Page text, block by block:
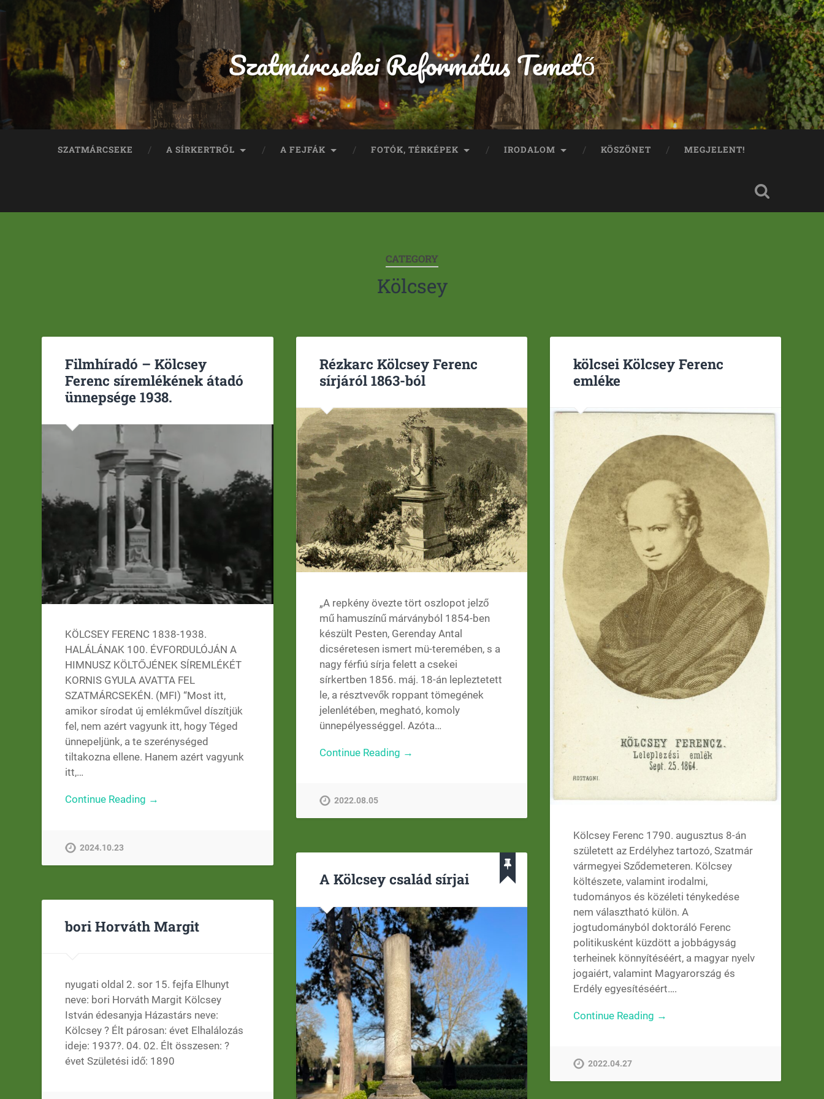
Szatmárcsekei Református Temető
SZATMÁRCSEKE A SÍRKERTRŐL A FEJFÁK FOTÓK, TÉRKÉPEK IRODALOM KÖSZÖNET MEGJELENT!
CATEGORY
Kölcsey
Filmhíradó – Kölcsey
Ferenc síremlékének átadó
ünnepsége 1938.
KÖLCSEY FERENC 1838-1938.
HALÁLÁNAK 100. ÉVFORDULÓJÁN A
HIMNUSZ KÖLTŐJÉNEK SÍREMLÉKÉT
KORNIS GYULA AVATTA FEL
SZATMÁRCSEKÉN. (MFI) “Most itt,
amikor sírodat új emlékművel díszítjük
fel, nem azért vagyunk itt, hogy Téged
ünnepeljünk, a te szerénységed
tiltakozna ellene. Hanem azért vagyunk
itt,…
Continue Reading →
2024.10.23
Rézkarc Kölcsey Ferenc
sírjáról 1863-ból
„A repkény övezte tört oszlopot jelző
mű hamuszínű márványból 1854-ben
készült Pesten, Gerenday Antal
dicséretesen ismert mü-teremében, s a
nagy férfiú sírja felett a csekei
sírkertben 1856. máj. 18-án lepleztetett
le, a résztvevők roppant tömegének
jelenlétében, megható, komoly
ünnepélyességgel. Azóta…
Continue Reading →
2022.08.05
kölcsei Kölcsey Ferenc
emléke
Kölcsey Ferenc 1790. augusztus 8-án
született az Erdélyhez tartozó, Szatmár
vármegyei Sződemeteren. Kölcsey
költészete, valamint irodalmi,
tudományos és közéleti ténykedése
nem választható külön. A
jogtudományból doktoráló Ferenc
politikusként küzdött a jobbágyság
terheinek könnyítéséért, a magyar nyelv
jogaiért, valamint Magyarország és
Erdély egyesítéséért….
Continue Reading →
2022.04.27
A Kölcsey család sírjai
bori Horváth Margit
nyugati oldal 2. sor 15. fejfa Elhunyt
neve: bori Horváth Margit Kölcsey
István édesanyja Házastárs neve:
Kölcsey ? Élt párosan: évet Elhalálozás
ideje: 1937?. 04. 02. Élt összesen: ?
évet Születési idő: 1890